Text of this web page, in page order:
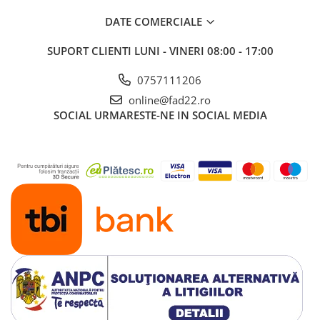
Amestecatoare electrice
Scule de mana
Cuttere, cutite si foarfece
Accesorii si consumabile
Accesorii pentru polizare, slefuire
si frezare
Biti
Burghie
Organizatoare
Accesorii unelte
Role abrazive
Unelte electrice speciale
DATE COMERCIALE
SUPORT CLIENTI LUNI - VINERI 08:00 - 17:00
0757111206
online@fad22.ro
SOCIAL URMARESTE-NE IN SOCIAL MEDIA